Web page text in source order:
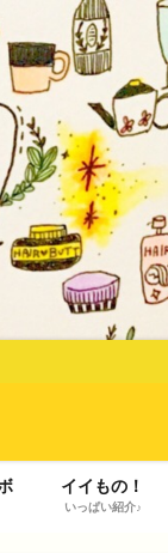
イイもの！
いっぱい紹介♪